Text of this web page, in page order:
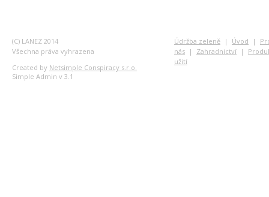
(C) LANEZ 2014
Všechna práva vyhrazena
Created by Netsimple Conspiracy s.r.o.
Simple Admin v 3.1
Údržba zeleně | Úvod |
nás | Zahradnictví |
užití